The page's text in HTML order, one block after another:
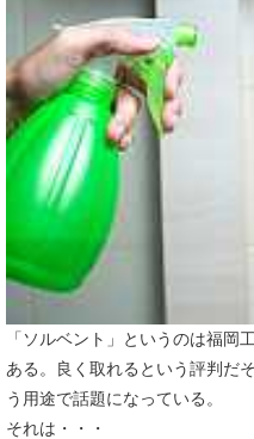
「ソルベント」というのは福岡
ある。良く取れるという評判だ
う用途で話題になっている。
それは・・・